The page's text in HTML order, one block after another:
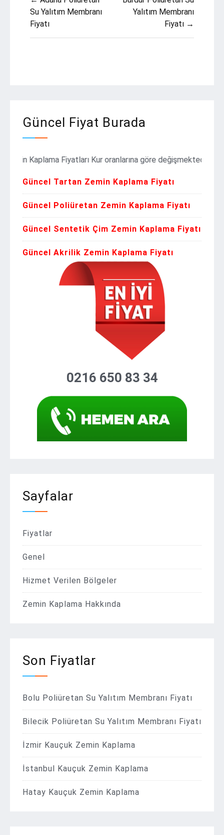
gezinmesi
Su Yalıtım Membranı
Fiyatı
Yalıtım Membranı
Fiyatı →
Güncel Fiyat Burada
Kaplama Fiyatları Kur oranlarına göre değişmektedir.
Güncel Tartan Zemin Kaplama Fiyatı
Güncel Poliüretan Zemin Kaplama Fiyatı
Güncel Sentetik Çim Zemin Kaplama Fiyatı
Güncel Akrilik Zemin Kaplama Fiyatı
0216 650 83 34
Sayfalar
Fiyatlar
Genel
Hizmet Verilen Bölgeler
Zemin Kaplama Hakkında
Son Fiyatlar
Bolu Poliüretan Su Yalıtım Membranı Fiyatı
Bilecik Poliüretan Su Yalıtım Membranı Fiyatı
İzmir Kauçuk Zemin Kaplama
İstanbul Kauçuk Zemin Kaplama
Hatay Kauçuk Zemin Kaplama